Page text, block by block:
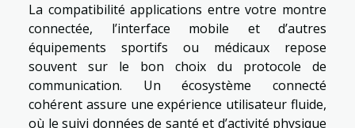
La compatibilité applications entre votre montre
connectée, l’interface mobile et d’autres
équipements sportifs ou médicaux repose
souvent sur le bon choix du protocole de
communication. Un écosystème connecté
cohérent assure une expérience utilisateur fluide,
où le suivi données de santé et d’activité physique